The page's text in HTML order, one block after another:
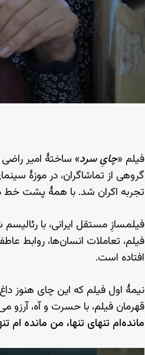
فیلم «چایِ سرد» ساختهٔ امیر
گروهی از تماشاگران، در موزهٔ
تجربه اکران شد. با همهٔ پشت خط
فیلمسازِ مستقل ایرانی، با
فیلم، تعاملات انسان‌ها،
افتاده است.
نیمهٔ اول فیلم که این چای هنوز
قهرمان فیلم، با حسرت و آه،
مانده‌ام تنهای تنها، من مانده